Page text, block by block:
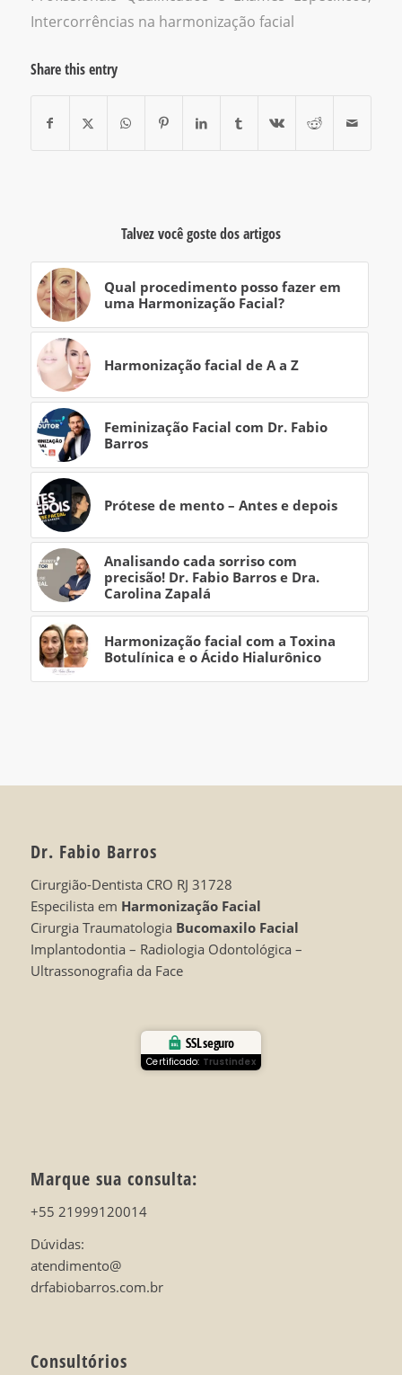
Intercorrências na harmonização facial
Share this entry
Talvez você goste dos artigos
Qual procedimento posso fazer em
uma Harmonização Facial?
Harmonização facial de A a Z
Feminização Facial com Dr. Fabio
Barros
Prótese de mento – Antes e depois
Analisando cada sorriso com
precisão! Dr. Fabio Barros e Dra.
Carolina Zapalá
Harmonização facial com a Toxina
Botulínica e o Ácido Hialurônico
Dr. Fabio Barros
Cirurgião-Dentista CRO RJ 31728
Especilista em Harmonização Facial
Cirurgia Traumatologia Bucomaxilo Facial
Implantodontia – Radiologia Odontológica –
Ultrassonografia da Face
SSL seguro
Certificado: Trustindex
Marque sua consulta:
+55 21999120014
Dúvidas:
atendimento@
drfabiobarros.com.br
Consultórios